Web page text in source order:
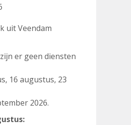
uit Veendam
er geen diensten
16 augustus, 23
2026.